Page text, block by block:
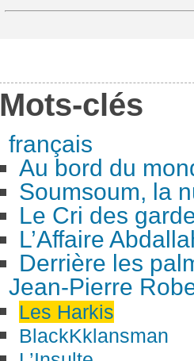
Mots-clés
français
Au bord du
Soumsoum, la
Le Cri des
L’Affaire
Derrière les
Jean-Pierre
Les Harkis
BlackKklansman